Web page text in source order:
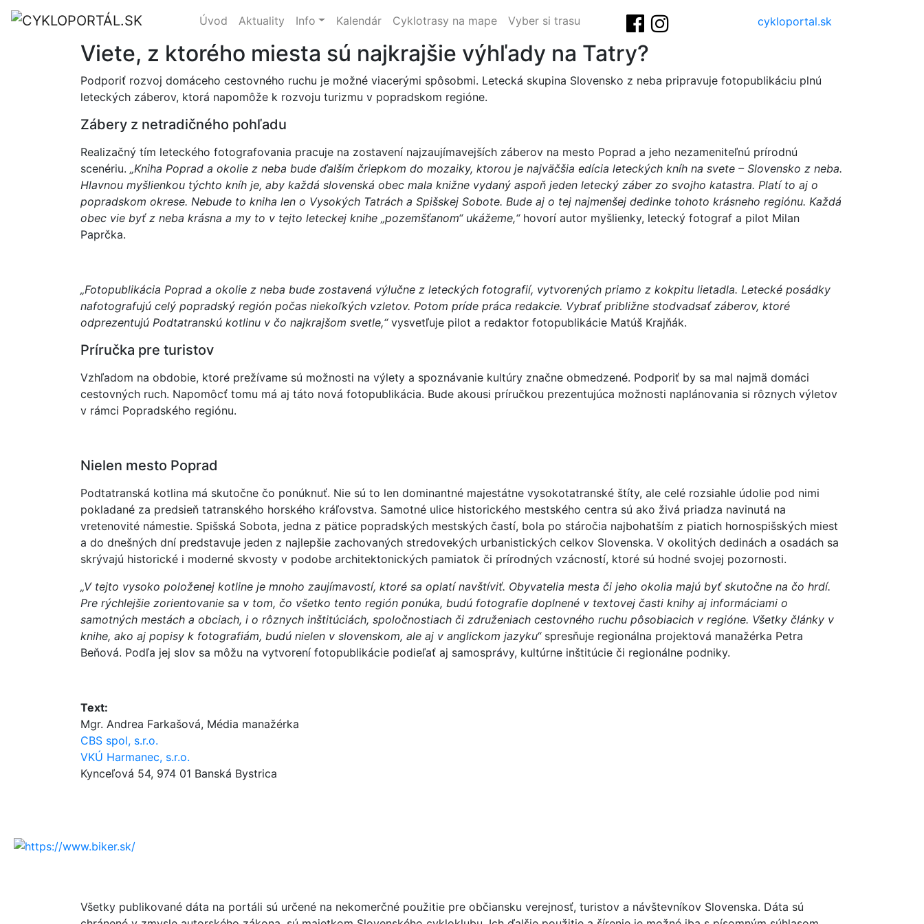
Úvod Aktuality Info Kalendár Cyklotrasy na mape Vyber si trasu cykloportal.sk
Viete, z ktorého miesta sú najkrajšie výhľady na Tatry?
Podporiť rozvoj domáceho cestovného ruchu je možné viacerými spôsobmi. Letecká skupina Slovensko z neba pripravuje fotopublikáciu plnú
leteckých záberov, ktorá napomôže k rozvoju turizmu v popradskom regióne.
Zábery z netradičného pohľadu
Realizačný tím leteckého fotografovania pracuje na zostavení najzaujímavejších záberov na mesto Poprad a jeho nezameniteľnú prírodnú
scenériu. „Kniha Poprad a okolie z neba bude ďalším čriepkom do mozaiky, ktorou je najväčšia edícia leteckých kníh na svete – Slovensko z neba.
Hlavnou myšlienkou týchto kníh je, aby každá slovenská obec mala knižne vydaný aspoň jeden letecký záber zo svojho katastra. Platí to aj o
popradskom okrese. Nebude to kniha len o Vysokých Tatrách a Spišskej Sobote. Bude aj o tej najmenšej dedinke tohoto krásneho regiónu. Každá
obec vie byť z neba krásna a my to v tejto leteckej knihe „pozemšťanom“ ukážeme,“hovorí autor myšlienky, letecký fotograf a pilot Milan
Paprčka.
„Fotopublikácia Poprad a okolie z neba bude zostavená výlučne z leteckých fotografií, vytvorených priamo z kokpitu lietadla. Letecké posádky
nafotografujú celý popradský región počas niekoľkých vzletov. Potom príde práca redakcie. Vybrať približne stodvadsať záberov, ktoré
odprezentujú Podtatranskú kotlinu v čo najkrajšom svetle,“vysvetľuje pilot a redaktor fotopublikácie Matúš Krajňák.
Príručka pre turistov
Vzhľadom na obdobie, ktoré prežívame sú možnosti na výlety a spoznávanie kultúry značne obmedzené. Podporiť by sa mal najmä domáci
cestovných ruch. Napomôcť tomu má aj táto nová fotopublikácia. Bude akousi príručkou prezentujúca možnosti naplánovania si rôznych výletov
v rámci Popradského regiónu.
Nielen mesto Poprad
Podtatranská kotlina má skutočne čo ponúknuť. Nie sú to len dominantné majestátne vysokotatranské štíty, ale celé rozsiahle údolie pod nimi
pokladané za predsieň tatranského horského kráľovstva. Samotné ulice historického mestského centra sú ako živá priadza navinutá na
vretenovité námestie. Spišská Sobota, jedna z pätice popradských mestských častí, bola po stáročia najbohatším z piatich hornospišských miest
a do dnešných dní predstavuje jeden z najlepšie zachovaných stredovekých urbanistických celkov Slovenska. V okolitých dedinách a osadách sa
skrývajú historické i moderné skvosty v podobe architektonických pamiatok či prírodných vzácností, ktoré sú hodné svojej pozornosti.
„V tejto vysoko položenej kotline je mnoho zaujímavostí, ktoré sa oplatí navštíviť. Obyvatelia mesta či jeho okolia majú byť skutočne na čo hrdí.
Pre rýchlejšie zorientovanie sa v tom, čo všetko tento región ponúka, budú fotografie doplnené v textovej časti knihy aj informáciami o
samotných mestách a obciach, i o rôznych inštitúciách, spoločnostiach či združeniach cestovného ruchu pôsobiacich v regióne. Všetky články v
knihe, ako aj popisy k fotografiám, budú nielen v slovenskom, ale aj v anglickom jazyku“ spresňuje regionálna projektová manažérka Petra
Beňová. Podľa jej slov sa môžu na vytvorení fotopublikácie podieľať aj samosprávy, kultúrne inštitúcie či regionálne podniky.
Text:
Mgr. Andrea Farkašová, Média manažérka
CBS spol, s.r.o.
VKÚ Harmanec, s.r.o.
Kynceľová 54, 974 01 Banská Bystrica
Všetky publikované dáta na portáli sú určené na nekomerčné použitie pre občiansku verejnosť, turistov a návštevníkov Slovenska. Dáta sú